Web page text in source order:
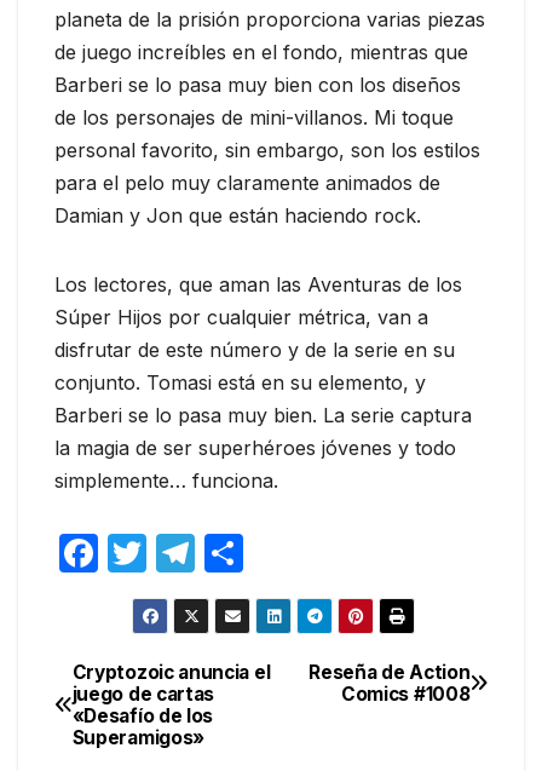
planeta de la prisión proporciona varias piezas
de juego increíbles en el fondo, mientras que
Barberi se lo pasa muy bien con los diseños
de los personajes de mini-villanos. Mi toque
personal favorito, sin embargo, son los estilos
para el pelo muy claramente animados de
Damian y Jon que están haciendo rock.
Los lectores, que aman las Aventuras de los
Súper Hijos por cualquier métrica, van a
disfrutar de este número y de la serie en su
conjunto. Tomasi está en su elemento, y
Barberi se lo pasa muy bien. La serie captura
la magia de ser superhéroes jóvenes y todo
simplemente… funciona.
F
e
b
o
T
w
itt
er
T
el
e
gr
a
m
o
m
p
Navegación
de
Reseña de Action
Comics #1008
Cryptozoic anuncia el
juego de cartas
«Desafío de los
Superamigos»